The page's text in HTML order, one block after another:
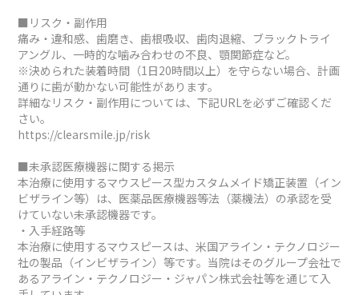
■リスク・副作用
痛み・違和感、歯磨き、歯根吸収、歯肉退縮、ブラックトライ
アングル、一時的な噛み合わせの不良、顎関節症など。
※決められた装着時間（1日20時間以上）を守らない場合、計画
通りに歯が動かない可能性があります。
詳細なリスク・副作用については、下記URLを必ずご確認くだ
さい。
https://clearsmile.jp/risk
■未承認医療機器に関する掲示
本治療に使用するマウスピース型カスタムメイド矯正装置（イン
ビザライン等）は、医薬品医療機器等法（薬機法）の承認を受
けていない未承認機器です。
・入手経路等
本治療に使用するマウスピースは、米国アライン・テクノロジー
社の製品（インビザライン）等です。当院はそのグループ会社で
あるアライン・テクノロジー・ジャパン株式会社等を通じて入